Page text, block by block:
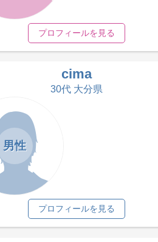
プロフィールを見る
cima
30代 大分県
男性
プロフィールを見る